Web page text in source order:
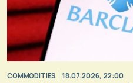
COMMODITIES 18.07.2026, 22:00